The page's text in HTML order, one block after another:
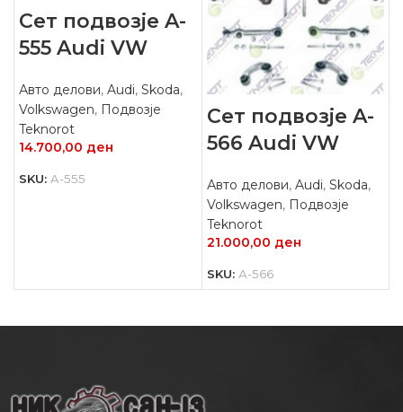
Сет подвозје A-
555 Audi VW
Авто делови, Audi, Skoda,
Volkswagen, Подвозје
Teknorot
14.700,00 ден
SKU: A-555
Сет подвозје A-
566 Audi VW
Авто делови, Audi, Skoda,
Volkswagen, Подвозје
Teknorot
21.000,00 ден
SKU: А-566